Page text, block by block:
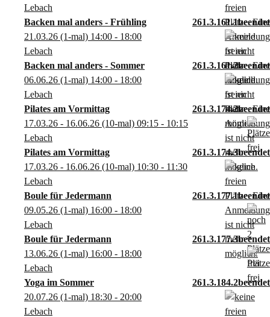
Lebach
Backen mal anders - Frühling
261.3.161.1
21.03.26 (1-mal) 14:00 - 18:00
Lebach
Backen mal anders - Sommer
261.3.161.2
06.06.26 (1-mal) 14:00 - 18:00
Lebach
Pilates am Vormittag
261.3.174.2
17.03.26 - 16.06.26 (10-mal) 09:15 - 10:15
Lebach
Pilates am Vormittag
261.3.174.3
17.03.26 - 16.06.26 (10-mal) 10:30 - 11:30
Lebach
Boule für Jedermann
261.3.177.1
09.05.26 (1-mal) 16:00 - 18:00
Lebach
Boule für Jedermann
261.3.177.3
13.06.26 (1-mal) 16:00 - 18:00
Lebach
Yoga im Sommer
261.3.184.2
20.07.26 (1-mal) 18:30 - 20:00
Lebach